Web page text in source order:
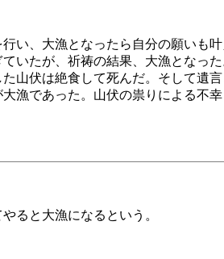
い、大漁となったら自分の願いも
いたが、祈祷の結果、大漁となっ
山伏は絶食して死んだ。そして遺言
漁であった。山伏の祟りによる不幸
ると大漁になるという。